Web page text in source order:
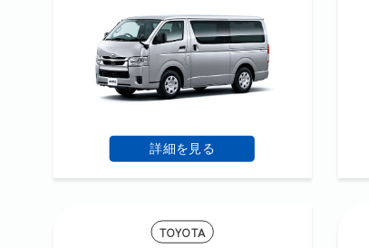
詳細を見る
TOYOTA